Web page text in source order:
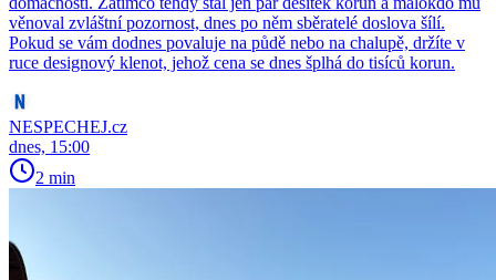
věnoval zvláštní pozornost, dnes po něm sběratelé doslova šílí.
Pokud se vám dodnes povaluje na půdě nebo na chalupě, držíte v
ruce designový klenot, jehož cena se dnes šplhá do tisíců korun.
NESPECHEJ.cz
dnes, 15:00
2 min